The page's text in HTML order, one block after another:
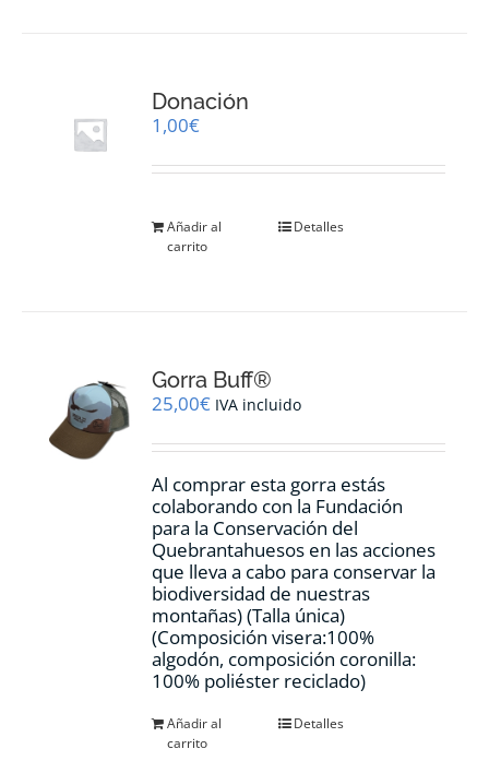
Donación
1,00€
Añadir al
carrito
Detalles
Gorra Buff®
25,00€ IVA incluido
Al comprar esta gorra estás
colaborando con la Fundación
para la Conservación del
Quebrantahuesos en las acciones
que lleva a cabo para conservar la
biodiversidad de nuestras
montañas) (Talla única)
(Composición visera:100%
algodón, composición coronilla:
100% poliéster reciclado)
Añadir al
carrito
Detalles